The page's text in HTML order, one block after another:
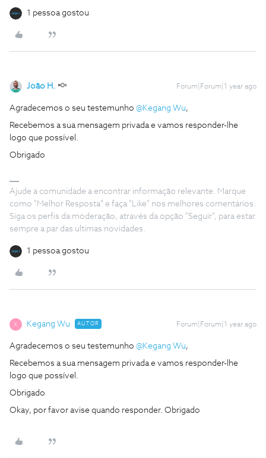
1 pessoa gostou
João H. Forum|Forum|1 year ago
Agradecemos o seu testemunho @Kegang Wu,
Recebemos a sua mensagem privada e vamos responder-lhe
logo que possível.
Obrigado
Ajude a comunidade a encontrar informação relevante. Marque
como "Melhor Resposta" e faça "Like" nos melhores comentários.
Siga os perfis da moderação, através da opção "Seguir", para estar
sempre a par das ultimas novidades.
1 pessoa gostou
K Kegang Wu AUTOR Forum|Forum|1 year ago
Agradecemos o seu testemunho @Kegang Wu,
Recebemos a sua mensagem privada e vamos responder-lhe
logo que possível.
Obrigado
Okay, por favor avise quando responder. Obrigado